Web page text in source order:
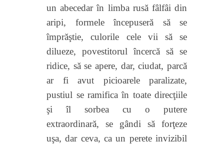
un abecedar în limba rusă fâlfâi din
aripi, formele începuseră să se
împrăştie, culorile cele vii să se
dilueze, povestitorul încercă să se
ridice, să se apere, dar, ciudat, parcă
ar fi avut picioarele paralizate,
pustiul se ramificaîn toate direcţiile
şi îl sorbea cu o putere
extraordinară, se gândi să forţeze
uşa, dar ceva, ca un perete invizibil